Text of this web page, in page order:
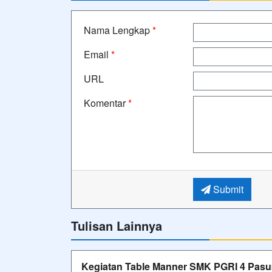
Nama Lengkap*
Email *
URL
Komentar*
Submit
Tulisan Lainnya
Kegiatan Table Manner SMK PGRI 4